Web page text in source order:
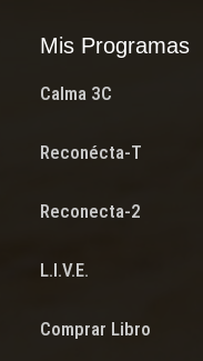
Mis Programas
Calma 3C
Reconécta-T
Reconecta-2
L.I.V.E.
Comprar Libro